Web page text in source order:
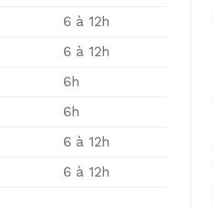
6 à 12h
6 à 12h
6h
6h
6 à 12h
6 à 12h